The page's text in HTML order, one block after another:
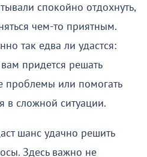
спокойно отдохнуть,
чем-то приятным.
так едва ли удастся:
придется решать
или помогать
в сложной ситуации.
шанс удачно решить
Здесь важно не